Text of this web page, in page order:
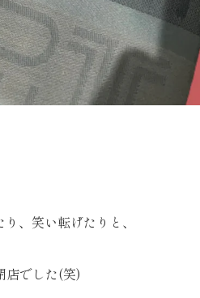
、笑い転げたりと、
店でした(笑)